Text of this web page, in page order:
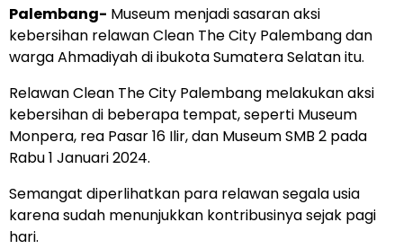
Palembang- Museum menjadi sasaran aksi
kebersihan relawan Clean The City Palembang dan
warga Ahmadiyah di ibukota Sumatera Selatan itu.
Relawan Clean The City Palembang melakukan aksi
kebersihan di beberapa tempat, seperti Museum
Monpera, rea Pasar 16 Ilir, dan Museum SMB 2 pada
Rabu 1 Januari 2024.
Semangat diperlihatkan para relawan segala usia
karena sudah menunjukkan kontribusinya sejak pagi
hari.